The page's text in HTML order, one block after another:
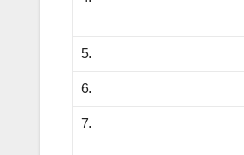
5.
6.
7.